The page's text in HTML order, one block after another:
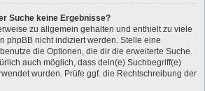
Suche keine Ergebnisse?
zu allgemein gehalten und enthielt zu viele
phpBB nicht indiziert werden. Stelle eine
die Optionen, die dir die erweiterte Suche
auch möglich, dass dein(e) Suchbegriff(e)
wurden. Prüfe ggf. die Rechtschreibung der